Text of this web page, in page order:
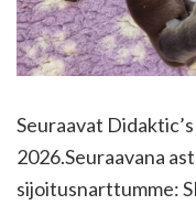
Seuraavat
2026.Seuraavana
sijoitusnarttumme: